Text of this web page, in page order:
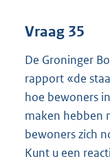
Vraag 35
De Groninger
rapport «de
hoe bewoners
maken hebben
bewoners zich
Kunt u een